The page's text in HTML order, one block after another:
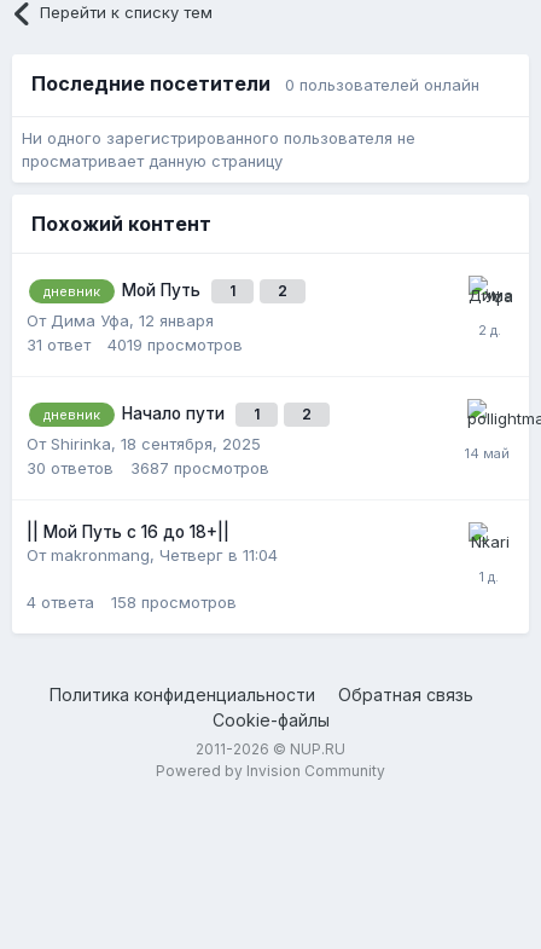
Перейти к списку тем
Последние посетители 0 пользователей онлайн
Ни одного зарегистрированного пользователя не
просматривает данную страницу
Похожий контент
дневник Мой Путь 1 2
От Дима Уфа, 12 января
31 ответ 4019 просмотров
дневник Начало пути 1 2
От Shirinka, 18 сентября, 2025
30 ответов 3687 просмотров
|| Мой Путь с 16 до 18+||
От makronmang, Четверг в 11:04
4 ответа 158 просмотров
Политика конфиденциальности
Обратная связь
Cookie-файлы
2011-2026 © NUP.RU
Powered by Invision Community